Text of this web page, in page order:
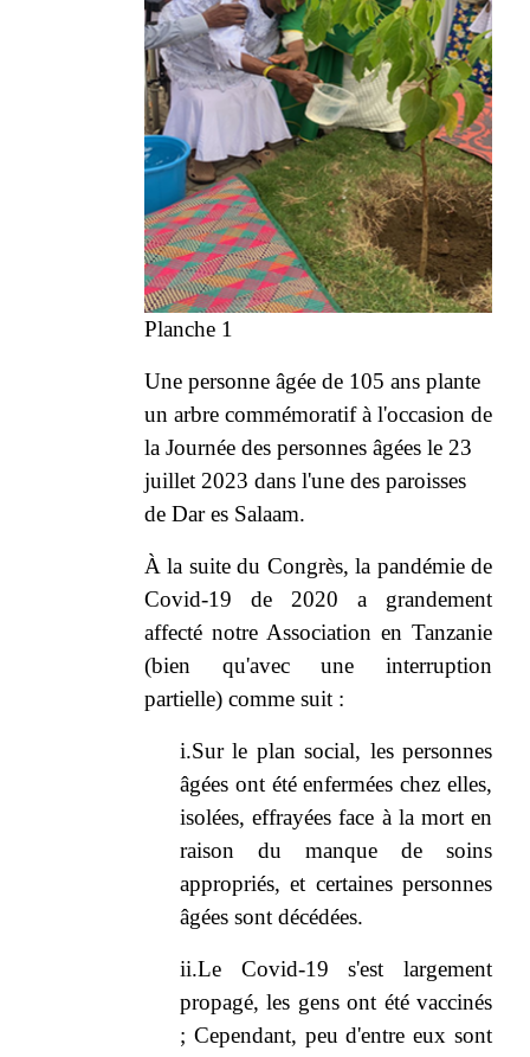
Planche 1
Une personne âgée de 105 ans plante
un arbre commémoratif à l'occasion de
la Journée des personnes âgées le 23
juillet 2023 dans l'une des paroisses
de Dar es Salaam.
À la suite du Congrès, la pandémie de
Covid-19 de 2020 a grandement
affecté notre Association en Tanzanie
(bien qu'avec une interruption
partielle) comme suit :
i.Sur le plan social, les personnes
âgées ont été enfermées chez elles,
isolées, effrayées face à la mort en
raison du manque de soins
appropriés, et certaines personnes
âgées sont décédées.
ii.Le Covid-19 s'est largement
propagé, les gens ont été vaccinés
; Cependant, peu d'entre eux sont